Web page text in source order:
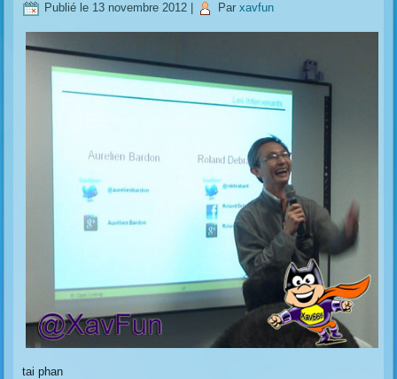
Publié le 13 novembre 2012 Par xavfun
tai phan